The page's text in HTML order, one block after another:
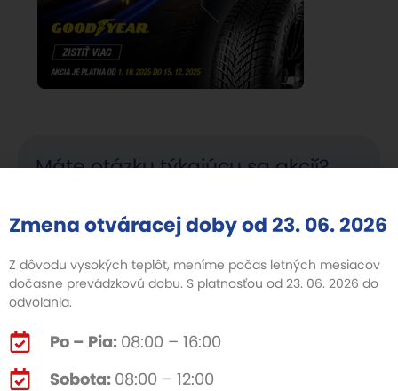
Máte otázku týkajúcu sa akcií?
Zmena otváracej doby od 23. 06. 2026
Z dôvodu vysokých teplôt, meníme počas letných mesiacov
dočasne prevádzkovú dobu. S platnosťou od 23. 06. 2026 do
odvolania.
Po – Pia: 08:00 – 16:00
Sobota: 08:00 – 12:00